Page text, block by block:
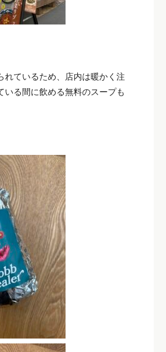
れているため、店内は暖かく注
いる間に飲める無料のスープも